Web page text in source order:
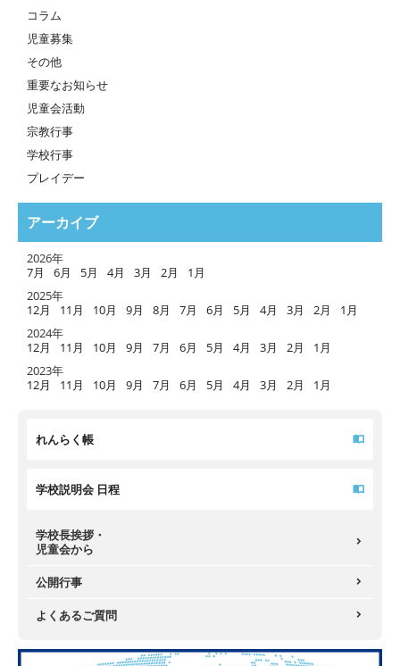
コラム
児童募集
その他
重要なお知らせ
児童会活動
宗教行事
学校行事
プレイデー
アーカイブ
2026年
7月
6月 5月 4月 3月 2月
1月
2025年
12月
11月 10月 9月 8月 7月 6月 5月 4月 3月 2月
1月
2024年
12月
11月 10月 9月 7月 6月 5月 4月 3月 2月
1月
2023年
12月
11月 10月 9月 7月 6月 5月 4月 3月 2月 1月
れんらく帳
学校説明会 日程
学校長挨拶・
児童会から
公開行事
よくあるご質問